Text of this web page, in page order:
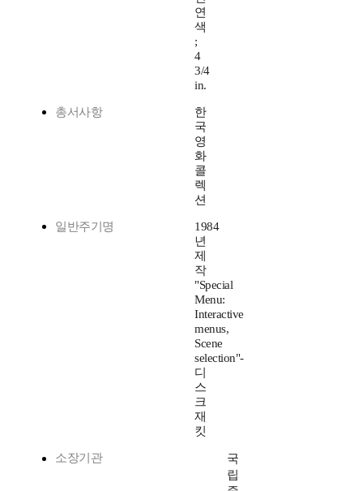
연
색
;
4
3/4
in.
총서사항
한
국
영
화
콜
렉
션
일반주기명
1984
년
제
작
"Special
Menu:
Interactive
menus,
Scene
selection"-
디
스
크
재
킷
소장기관
국
립